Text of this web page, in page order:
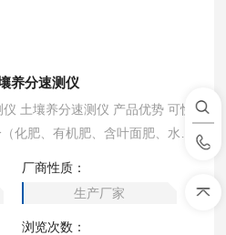
养分速测仪
土壤养分速测仪 产品优势 可快
化肥、有机肥、含叶面肥、水溶
厂商性质：
生产厂家
浏览次数：